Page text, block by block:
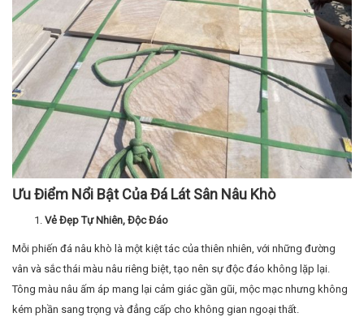
Ưu Điểm Nổi Bật Của Đá Lát Sân Nâu Khò
Vẻ Đẹp Tự Nhiên, Độc Đáo
Mỗi phiến đá nâu khò là một kiệt tác của thiên nhiên, với những đường
vân và sắc thái màu nâu riêng biệt, tạo nên sự độc đáo không lặp lại.
Tông màu nâu ấm áp mang lại cảm giác gần gũi, mộc mạc nhưng không
kém phần sang trọng và đẳng cấp cho không gian ngoại thất.